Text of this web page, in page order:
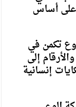
على أساس
تكمن في
إلى
إنسانية